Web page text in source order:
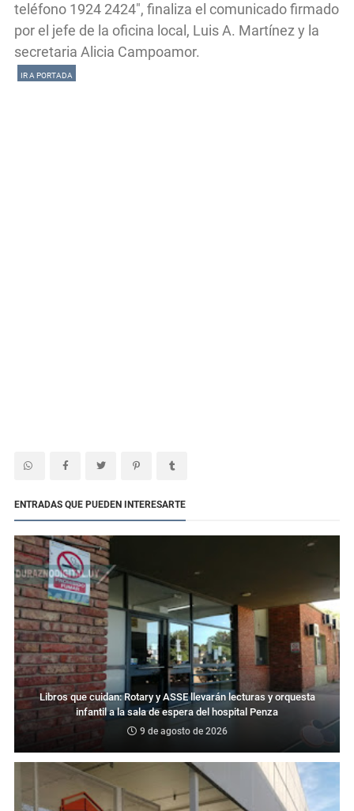
teléfono 1924 2424", finaliza el comunicado firmado
por el jefe de la oficina local, Luis A. Martínez y la
secretaria Alicia Campoamor.
IR A PORTADA
ENTRADAS QUE PUEDEN INTERESARTE
Libros que cuidan: Rotary y ASSE llevarán lecturas y orquesta
infantil a la sala de espera del hospital Penza
9 de agosto de 2026